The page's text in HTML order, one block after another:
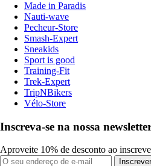
Made in Paradis
Nauti-wave
Pecheur-Store
Smash-Expert
Sneakids
Sport is good
Training-Fit
Trek-Expert
TripNBikers
Vélo-Store
Inscreva-se na nossa
Aproveite 10% de desconto ao